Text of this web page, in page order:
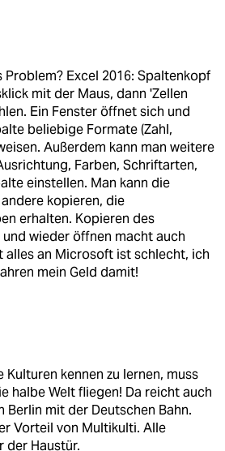
Excel 2016: Spaltenkopf
mit der Maus, dann 'Zellen
Ein Fenster öffnet sich und
beliebige Formate (Zahl,
Außerdem kann man weitere
Farben, Schriftarten,
einstellen. Man kann die
kopieren, die
erhalten. Kopieren des
wieder öffnen macht auch
alles an Microsoft ist schlecht, ich
mein Geld damit!
Kulturen kennen zu lernen, muss
halbe Welt fliegen! Da reicht auch
Berlin mit der Deutschen Bahn.
Vorteil von Multikulti. Alle
der Haustür.